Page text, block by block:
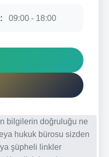
09:00 - 18:00
bilgilerin doğruluğu ne
hukuk bürosu sizden
şüpheli linkler